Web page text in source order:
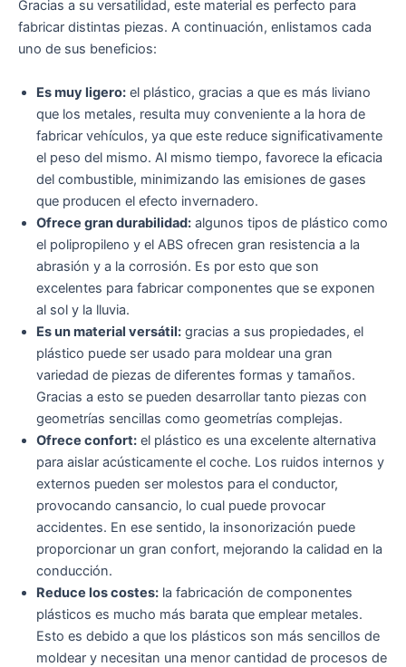
Gracias a su versatilidad, este material es perfecto para
fabricar distintas piezas. A continuación, enlistamos cada
uno de sus beneficios:
Es muy ligero: el plástico, gracias a que es más liviano
que los metales, resulta muy conveniente a la hora de
fabricar vehículos, ya que este reduce significativamente
el peso del mismo. Al mismo tiempo, favorece la eficacia
del combustible, minimizando las emisiones de gases
que producen el efecto invernadero.
Ofrece gran durabilidad: algunos tipos de plástico como
el polipropileno y el ABS ofrecen gran resistencia a la
abrasión y a la corrosión. Es por esto que son
excelentes para fabricar componentes que se exponen
al sol y la lluvia.
Es un material versátil: gracias a sus propiedades, el
plástico puede ser usado para moldear una gran
variedad de piezas de diferentes formas y tamaños.
Gracias a esto se pueden desarrollar tanto piezas con
geometrías sencillas como geometrías complejas.
Ofrece confort: el plástico es una excelente alternativa
para aislar acústicamente el coche. Los ruidos internos y
externos pueden ser molestos para el conductor,
provocando cansancio, lo cual puede provocar
accidentes. En ese sentido, la insonorización puede
proporcionar un gran confort, mejorando la calidad en la
conducción.
Reduce los costes: la fabricación de componentes
plásticos es mucho más barata que emplear metales.
Esto es debido a que los plásticos son más sencillos de
moldear y necesitan una menor cantidad de procesos de